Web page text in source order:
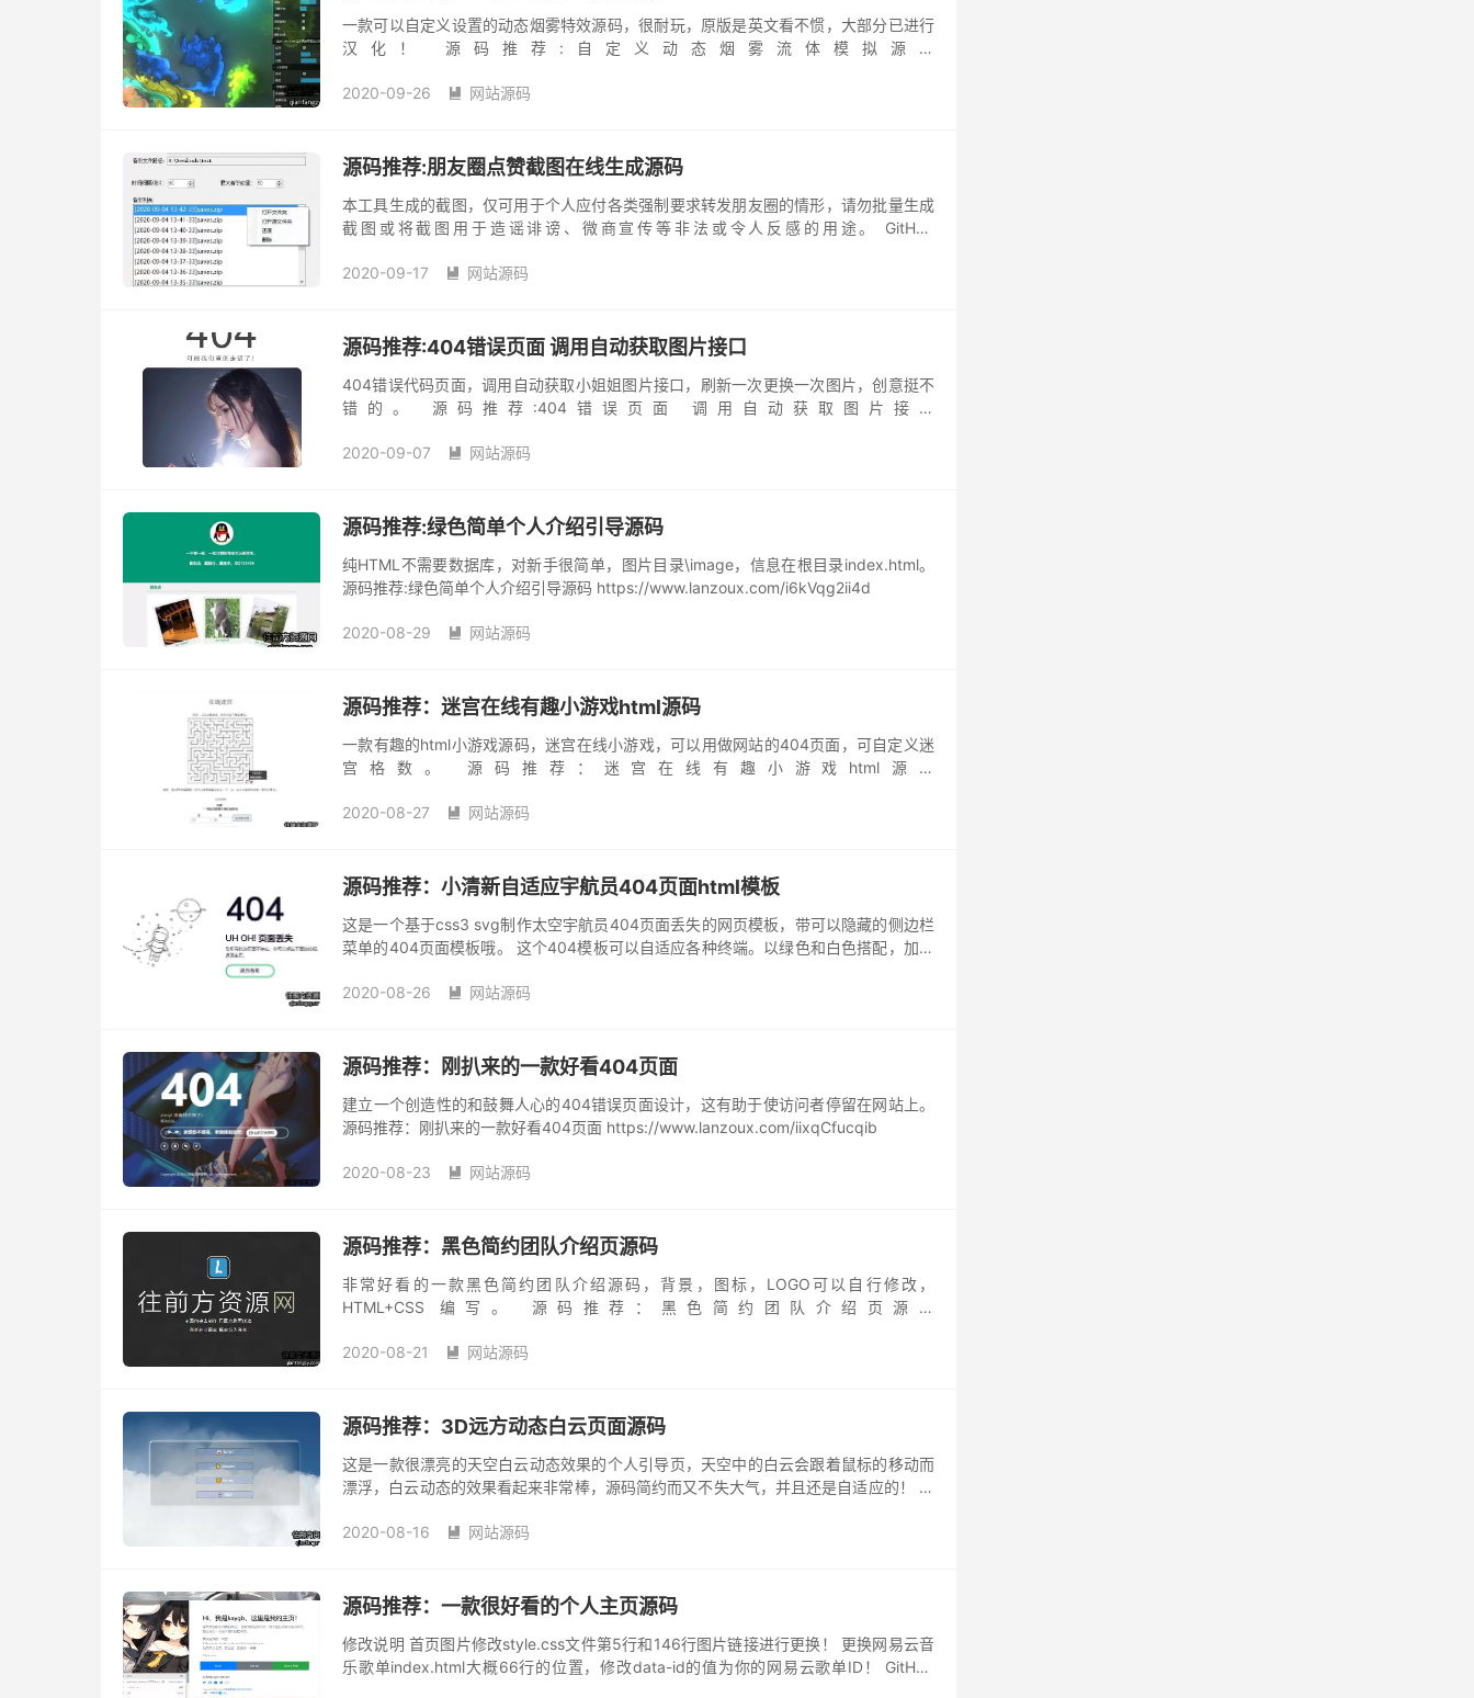
一款可以自定义设置的动态烟雾特效源码，很耐玩，原版是英文看不惯，大部分已进行
汉化！ 源码推荐:自定义动态烟雾流体模拟源码
2020-09-26
 网站源码
源码推荐:朋友圈点赞截图在线生成源码
本工具生成的截图，仅可用于个人应付各类强制要求转发朋友圈的情形，请勿批量生成
截图或将截图用于造谣诽谤、微商宣传等非法或令人反感的用途。 GitHub
2020-09-17
 网站源码
源码推荐:404错误页面 调用自动获取图片接口
404错误代码页面，调用自动获取小姐姐图片接口，刷新一次更换一次图片，创意挺不
错的。 源码推荐:404错误页面 调用自动获取图片接口
2020-09-07
 网站源码
源码推荐:绿色简单个人介绍引导源码
纯HTML不需要数据库，对新手很简单，图片目录\image，信息在根目录index.html。
源码推荐:绿色简单个人介绍引导源码 https://www.lanzoux.com/i6kVqg2ii4d
2020-08-29  网站源码
源码推荐：迷宫在线有趣小游戏html源码
一款有趣的html小游戏源码，迷宫在线小游戏，可以用做网站的404页面，可自定义迷
宫格数。 源码推荐：迷宫在线有趣小游戏html源码
2020-08-27
 网站源码
源码推荐：小清新自适应宇航员404页面html模板
这是一个基于css3 svg制作太空宇航员404页面丢失的网页模板，带可以隐藏的侧边栏
菜单的404页面模板哦。 这个404模板可以自适应各种终端。以绿色和白色搭配，加上
2020-08-26
 网站源码
源码推荐：刚扒来的一款好看404页面
建立一个创造性的和鼓舞人心的404错误页面设计，这有助于使访问者停留在网站上。
源码推荐：刚扒来的一款好看404页面 https://www.lanzoux.com/iixqCfucqib
2020-08-23  网站源码
源码推荐：黑色简约团队介绍页源码
非常好看的一款黑色简约团队介绍源码，背景，图标，LOGO可以自行修改，
HTML+CSS 编写。 源码推荐：黑色简约团队介绍页源码
2020-08-21
 网站源码
源码推荐：3D远方动态白云页面源码
这是一款很漂亮的天空白云动态效果的个人引导页，天空中的白云会跟着鼠标的移动而
漂浮，白云动态的效果看起来非常棒，源码简约而又不失大气，并且还是自适应的！ 源
2020-08-16
 网站源码
源码推荐：一款很好看的个人主页源码
修改说明 首页图片修改style.css文件第5行和146行图片链接进行更换！ 更换网易云音
乐歌单index.html大概66行的位置，修改data-id的值为你的网易云歌单ID！ GitHub